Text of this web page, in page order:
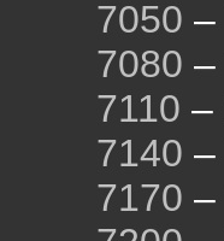
7050 –
7080 –
7110 –
7140 –
7170 –